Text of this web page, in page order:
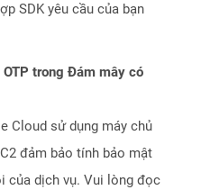
SDK yêu cầu của bạn
OTP trong Đám mây có
Cloud sử dụng máy chủ
đảm bảo tính bảo mật
của dịch vụ. Vui lòng đọc